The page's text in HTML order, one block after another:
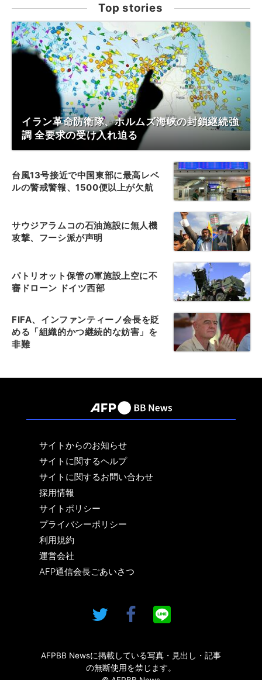
Top stories
イラン革命防衛隊、ホルムズ海峡の封鎖継続強
調 全要求の受け入れ迫る
台風13号接近で中国東部に最高レベ
ルの警戒警報、1500便以上が欠航
サウジアラムコの石油施設に無人機
攻撃、フーシ派が声明
パトリオット保管の軍施設上空に不
審ドローン ドイツ西部
FIFA、インファンティーノ会長を貶
める「組織的かつ継続的な妨害」を
非難
サイトからのお知らせ
サイトに関するヘルプ
サイトに関するお問い合わせ
採用情報
サイトポリシー
プライバシーポリシー
利用規約
運営会社
AFP通信会長ごあいさつ
AFPBB Newsに掲載している写真・見出し・記事
の無断使用を禁じます。